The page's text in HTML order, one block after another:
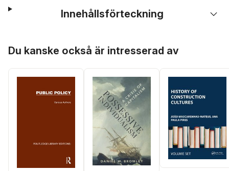
Innehållsförteckning
Du kanske också är intresserad av